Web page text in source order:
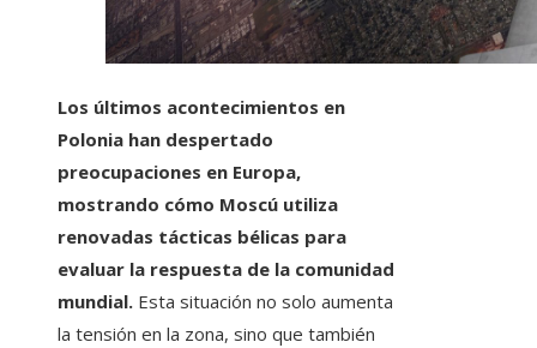
Los últimos acontecimientos en
Polonia han despertado
preocupaciones en Europa,
mostrando cómo Moscú utiliza
renovadas tácticas bélicas para
evaluar la respuesta de la comunidad
mundial. Esta situación no solo aumenta
la tensión en la zona, sino que también